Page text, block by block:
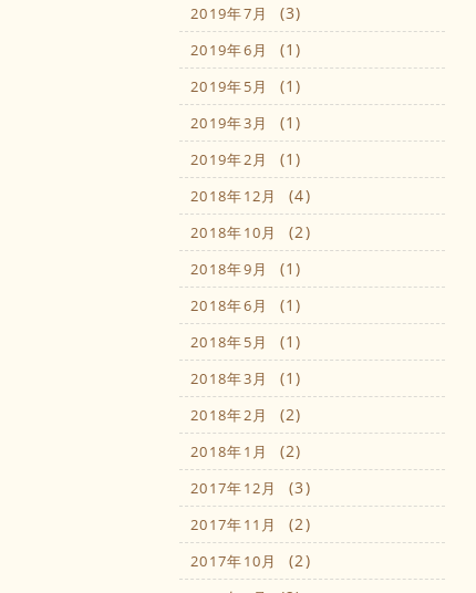
2019年7月 (3)
2019年6月 (1)
2019年5月 (1)
2019年3月 (1)
2019年2月 (1)
2018年12月 (4)
2018年10月 (2)
2018年9月 (1)
2018年6月 (1)
2018年5月 (1)
2018年3月 (1)
2018年2月 (2)
2018年1月 (2)
2017年12月 (3)
2017年11月 (2)
2017年10月 (2)